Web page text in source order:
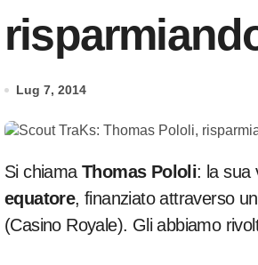
Lug 7, 2014
Si chiamaThomas Pololi: la sua
equatore, finanziato attraverso
(Casino Royale). Gli abbiamo